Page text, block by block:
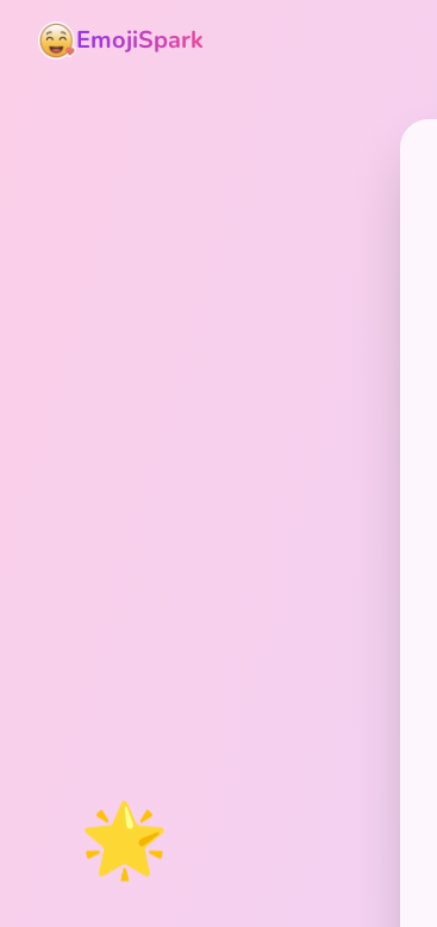
🌟
EmojiSpark